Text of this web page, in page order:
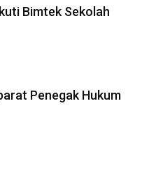
Bimtek Sekolah
Penegak Hukum